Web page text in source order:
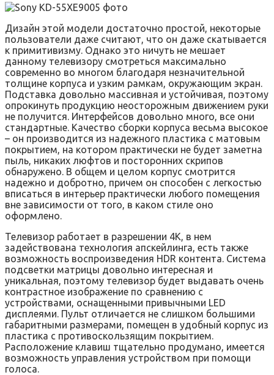
Дизайн этой модели достаточно простой, некоторые
пользователи даже считают, что он даже скатывается
к примитивизму. Однако это ничуть не мешает
данному телевизору смотреться максимально
современно во многом благодаря незначительной
толщине корпуса и узким рамкам, окружающим экран.
Подставка довольно массивная и устойчивая, поэтому
опрокинуть продукцию неосторожным движением руки
не получится. Интерфейсов довольно много, все они
стандартные. Качество сборки корпуса весьма высокое
– он производится из надежного пластика с матовым
покрытием, на котором практически не будет заметна
пыль, никаких люфтов и посторонних скрипов
обнаружено. В общем и целом корпус смотрится
надежно и добротно, причем он способен с легкостью
вписаться в интерьер практически любого помещения
вне зависимости от того, в каком стиле оно
оформлено.
Телевизор работает в разрешении 4К, в нем
задействована технология апскейлинга, есть также
возможность воспроизведения HDR контента. Система
подсветки матрицы довольно интересная и
уникальная, поэтому телевизор будет выдавать очень
контрастное изображение по сравнению с
устройствами, оснащенными привычными LED
дисплеями. Пульт отличается не слишком большими
габаритными размерами, помещен в удобный корпус из
пластика с противоскользящим покрытием.
Расположение клавиш тщательно продумано, имеется
возможность управления устройством при помощи
голоса.